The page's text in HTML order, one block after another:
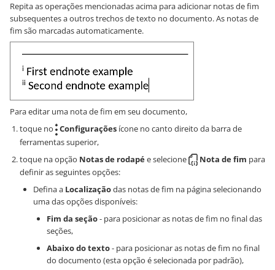
Repita as operações mencionadas acima para adicionar notas de fim
subsequentes a outros trechos de texto no documento. As notas de
fim são marcadas automaticamente.
Para editar uma nota de fim em seu documento,
toque no
Configurações ícone no canto direito da barra de
ferramentas superior,
toque na opção Notas de rodapée selecione Nota de fim para
definir as seguintes opções:
Defina a Localizaçãodas notas de fim na página selecionando
uma das opções disponíveis:
Fim da seção- para posicionar as notas de fim no final das
seções,
Abaixo do texto- para posicionar as notas de fim no final
do documento (esta opção é selecionada por padrão),